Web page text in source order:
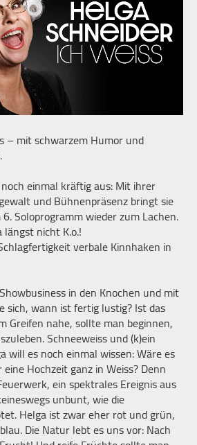
– mit schwarzem Humor und
einmal kräftig aus: Mit ihrer
und Bühnenpräsenz bringt sie
Soloprogramm wieder zum Lachen.
nicht K.o.!
verbale Kinnhaken in
in den Knochen und mit
sich, wann ist fertig lustig? Ist das
Greifen nahe, sollte man beginnen,
Schneeweiss und (k)ein
will es noch einmal wissen: Wäre es
Hochzeit ganz in Weiss? Denn
ein spektrales Ereignis aus
unbunt, wie die
Helga ist zwar eher rot und grün,
Die Natur lebt es uns vor: Nach